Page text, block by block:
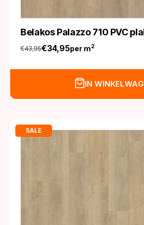
Belakos Palazzo 710 PVC
€43,95
Oorspronkelijke
prijs
€34,95
Huidige
prijs
per m2
IN
SALE